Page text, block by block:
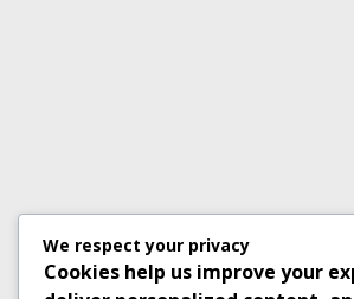
We respect your privacy
Cookies help us improve your